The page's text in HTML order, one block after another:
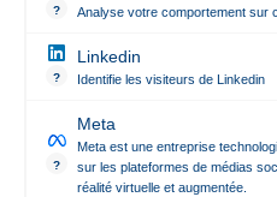
Contact
Notre société
? Analyse votre comportement sur
?
Linkedin
Identifie les visiteurs de Linkedin
?
Meta
Meta est une entreprise
sur les plateformes de médias
réalité virtuelle et augmentée.